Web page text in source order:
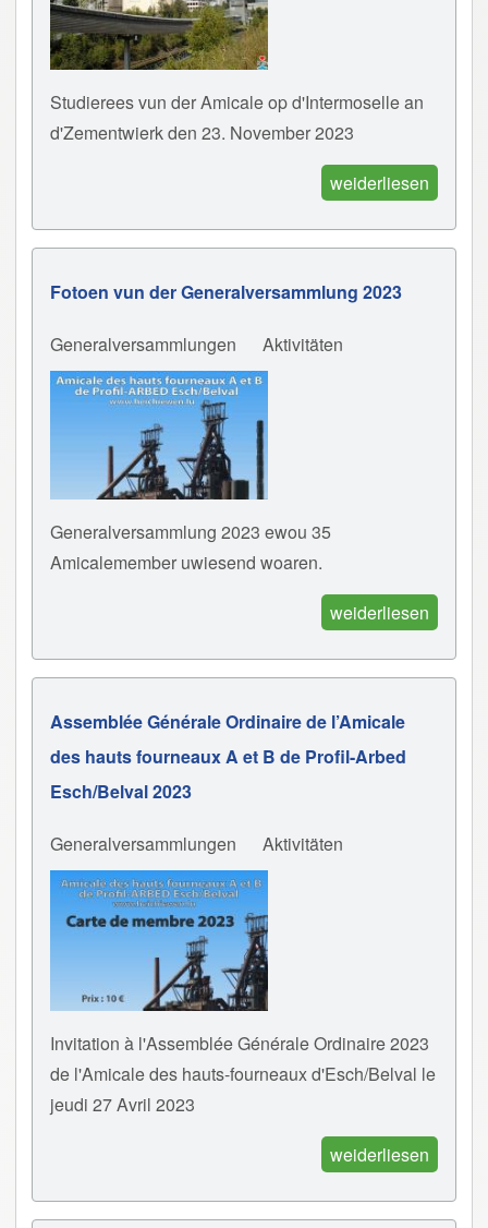
Studierees vun der Amicale op d'Intermoselle an
d'Zementwierk den 23. November 2023
weiderliesen
Fotoen vun der Generalversammlung 2023
Generalversammlungen Aktivitäten
Generalversammlung 2023 ewou 35
Amicalemember uwiesend woaren.
weiderliesen
Assemblée Générale Ordinaire de l’Amicale
des hauts fourneaux A et B de Profil-Arbed
Esch/Belval 2023
Generalversammlungen Aktivitäten
Invitation à l'Assemblée Générale Ordinaire 2023
de l'Amicale des hauts-fourneaux d'Esch/Belval le
jeudi 27 Avril 2023
weiderliesen